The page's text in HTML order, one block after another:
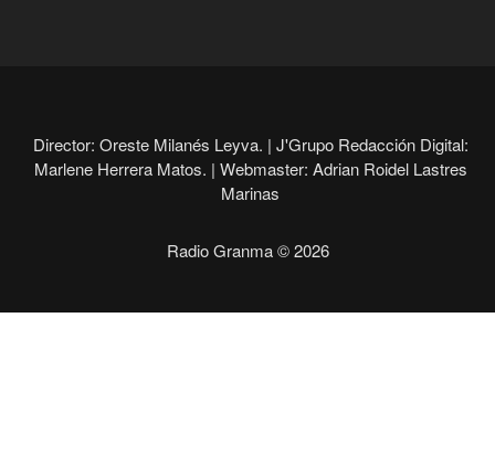
Director: Oreste Milanés Leyva. | J'Grupo Redacción Digital:
Marlene Herrera Matos. | Webmaster: Adrian Roidel Lastres
Marinas
Radio Granma © 2026